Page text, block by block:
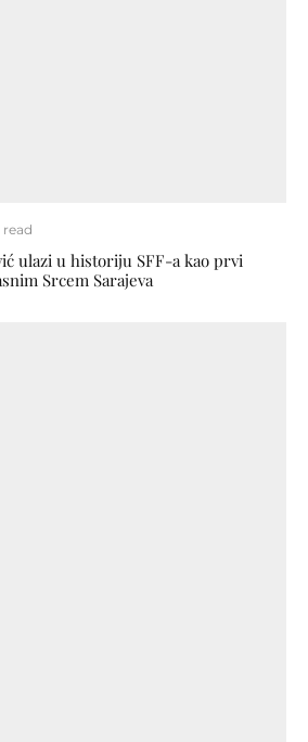
ulazi u historiju SFF-a kao prvi
Srcem Sarajeva